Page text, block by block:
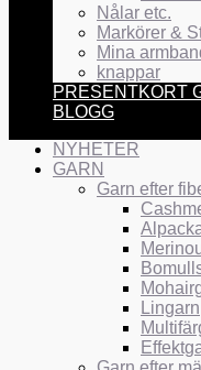
Nålar etc.
Markörer &
Mina
knappar
PRESENTKORT
BLOGG
NYHETER
GARN
Garn efter
Lingarn